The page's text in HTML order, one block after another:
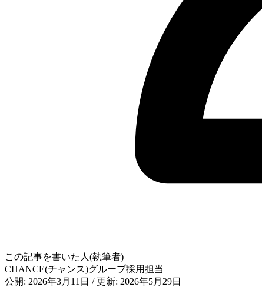
この記事を書いた人(執筆者)
CHANCE(チャンス)グループ採用担当
公開: 2026年3月11日 / 更新: 2026年5月29日